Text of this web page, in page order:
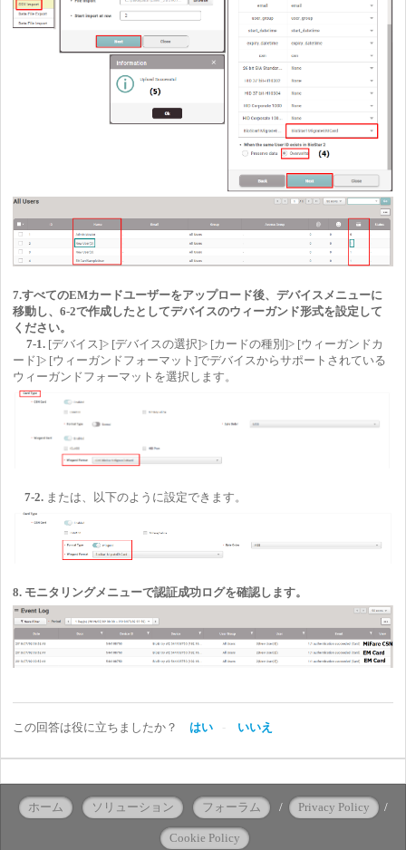
7.すべてのEMカードユーザーをアップロード後、デバイスメニューに
移動し、6-2で作成したとしてデバイスのウィーガンド形式を設定して
ください。
7-1. [デバイス]> [デバイスの選択]> [カードの種別]> [ウィーガンドカ
ード]> [ウィーガンドフォーマット]でデバイスからサポートされている
ウィーガンドフォーマットを選択します。
7-2. または、以下のように設定できます。
8. モニタリングメニューで認証成功ログを確認します。
この回答は役に立ちましたか？ はい いいえ
ホーム ソリューション フォーラム / Privacy Policy /
Cookie Policy